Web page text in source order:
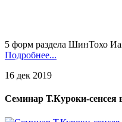
5 форм раздела ШинТохо
Подробнее...
16 дек 2019
Семинар Т.Куроки-сенсея